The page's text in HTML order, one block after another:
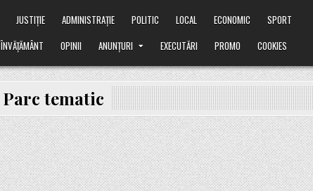
JUSTIȚIE ADMINISTRAȚIE POLITIC LOCAL ECONOMIC
SPORT
ÎNVĂȚĂMÂNT OPINII ANUNȚURI EXECUTĂRI PROMO COOKIES
Parc tematic